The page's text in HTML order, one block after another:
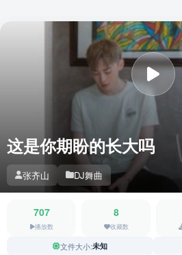
这是你期盼的长大吗
张齐山 DJ舞曲
707
播放数
8
收藏数
文件大小:未知